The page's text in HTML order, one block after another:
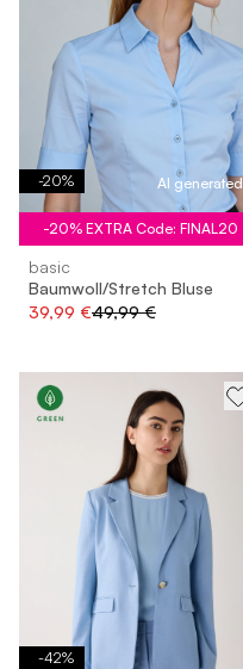
-20% AI generated
-20% EXTRA Code: FINAL20
basic
Baumwoll/Stretch Bluse
39,99 €49,99 €
-42%